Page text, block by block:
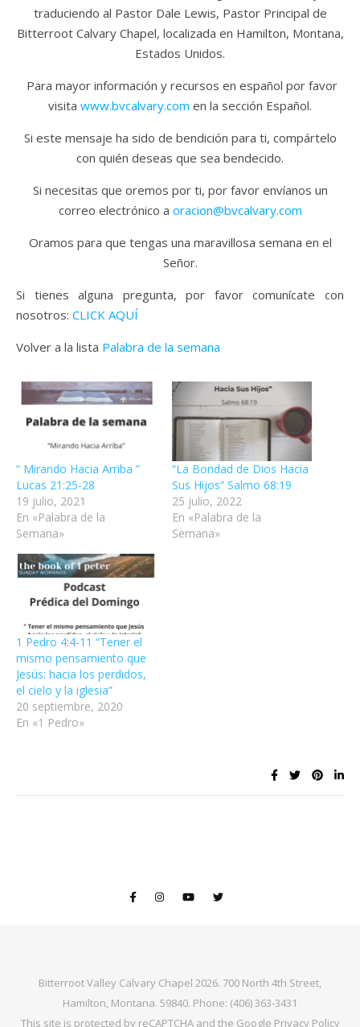
traduciendo al Pastor Dale Lewis, Pastor Principal de
Bitterroot Calvary Chapel, localizada en Hamilton, Montana,
Estados Unidos.
Para mayor información y recursos en español por favor
visita www.bvcalvary.com en la sección Español.
Si este mensaje ha sido de bendición para ti, compártelo
con quién deseas que sea bendecido.
Si necesitas que oremos por ti, por favor envíanos un
correo electrónico a oracion@bvcalvary.com
Oramos para que tengas una maravillosa semana en el
Señor.
Si tienes alguna pregunta, por favor comunícate con
nosotros: CLICK AQUÍ
Volver a la lista Palabra de la semana
“ Mirando Hacia Arriba ”
Lucas 21:25-28
19 julio, 2021
En «Palabra de la
Semana»
“La Bondad de Dios Hacia
Sus Hijos” Salmo 68:19
25 julio, 2022
En «Palabra de la
Semana»
1 Pedro 4:4-11 “Tener el
mismo pensamiento que
Jesús: hacia los perdidos,
el cielo y la iglesia”
20 septiembre, 2020
En «1 Pedro»
Bitterroot Valley Calvary Chapel 2026. 700 North 4th Street,
Hamilton, Montana. 59840. Phone: (406) 363-3431
This site is protected by reCAPTCHA and the Google Privacy Policy